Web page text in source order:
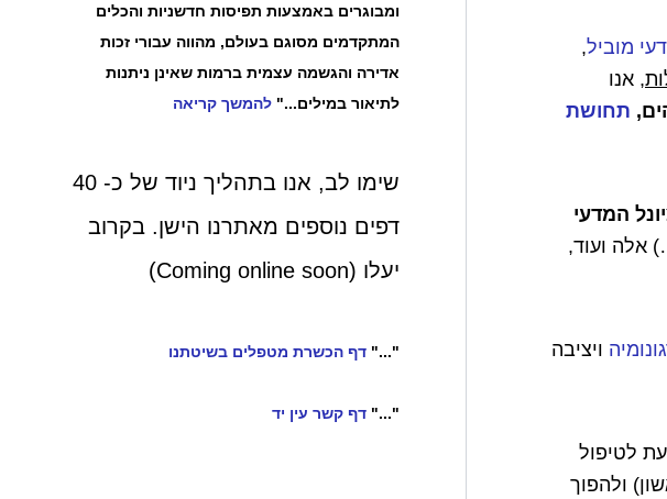
מוביל,
, אנו
תחושת
המדעי
אלה ועוד,
ויציבה
לטיפול
ולהפוך
ומבוגרים באמצעות תפיסות חדשניות והכלים
המתקדמים מסוגם בעולם, מהווה עבורי זכות
אדירה והגשמה עצמית ברמות שאינן ניתנות
לתיאור במילים..." להמשך קריאה
שימו לב, אנו בתהליך ניוד של כ- 40
דפים נוספים מאתרנו הישן. בקרוב
יעלו (Coming online soon)
"..." דף הכשרת מטפלים בשיטתנו
"..." דף קשר עין יד